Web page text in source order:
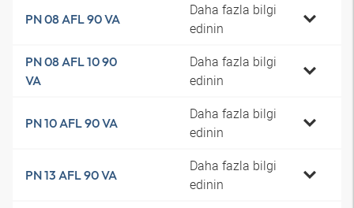
PN 08 AFL 90 VA
Daha fazla bilgi
edinin
PN 08 AFL 10 90
VA
Daha fazla bilgi
edinin
PN 10 AFL 90 VA
Daha fazla bilgi
edinin
PN 13 AFL 90 VA
Daha fazla bilgi
edinin